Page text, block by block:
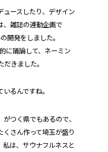
ュースしたり、デザイン
、雑誌の連動企画で
開発をしました。
に議論して、ネーミン
きました。
るんですね。
つく県でもあるので、
くさん作って埼玉が盛り
私は、サウナフルネスと